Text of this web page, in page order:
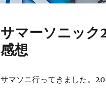
サマーソニッ
感想
サマソニ行ってきました。